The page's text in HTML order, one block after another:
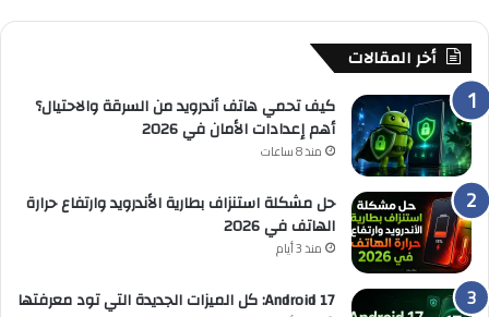
أخر المقالات
كيف تحمي هاتف أندرويد من السرقة والاحتيال؟
أهم إعدادات الأمان في 2026
منذ 8 ساعات
حل مشكلة استنزاف بطارية الأندرويد وارتفاع حرارة
الهاتف في 2026
منذ 3 أيام
Android 17: كل الميزات الجديدة التي تود معرفتها